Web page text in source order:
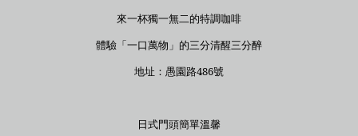
來一杯獨一無二的特調咖啡
體驗「一口萬物」的三分清醒三分醉
地址：愚園路486號
日式門頭簡單溫馨